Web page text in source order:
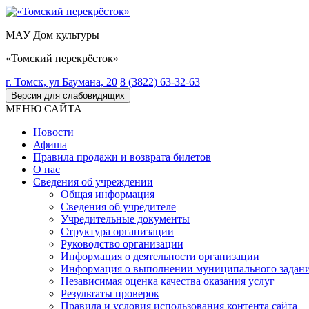
МАУ Дом культуры
«Томский перекрёсток»
г. Томск, ул Баумана, 20 8 (3822) 63-32-63
Версия для слабовидящих
МЕНЮ САЙТА
Новости
Афиша
Правила продажи и возврата билетов
О нас
Сведения об учреждении
Общая информация
Сведения об учредителе
Учредительные документы
Структура организации
Руководство организации
Информация о деятельности организации
Информация о выполнении муниципального
Независимая оценка качества оказания услуг
Результаты проверок
Правила и условия использования контента сайта